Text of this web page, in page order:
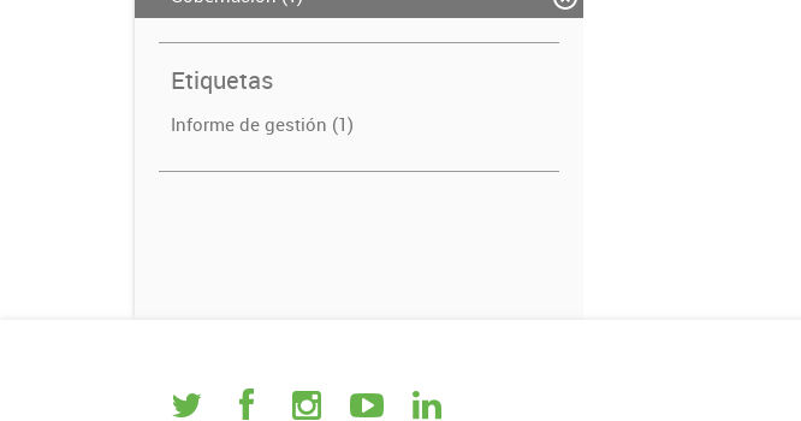
Etiquetas
Informe de gestión (1)